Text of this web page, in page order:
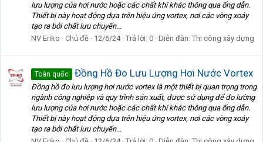
lưu lượng của hơi nước hoặc các chất khí khác thông qua ống dẫn.
Thiết bị này hoạt động dựa trên hiệu ứng vortex, nơi các vòng xoáy
tạo ra bởi chất lưu chuyển...
NV Eriko
Chủ đề 12/6/24 Trả lời: 0 Diễn đàn: Thi công xây dựng
Toàn quốc Đồng Hồ Đo Lưu Lượng Hơi Nước Vortex
Đồng hồ đo lưu lượng hơi nước vortex là một thiết bị quan trọng trong
ngành công nghiệp và quy trình sản xuất, được sử dụng để đo lường
lưu lượng của hơi nước hoặc các chất khí khác thông qua ống dẫn.
Thiết bị này hoạt động dựa trên hiệu ứng vortex, nơi các vòng xoáy
tạo ra bởi chất lưu chuyển...